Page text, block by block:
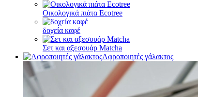
Οικολογικά πιάτα Ecotree
δοχεία καφέ
Σετ και αξεσουάρ Matcha
Αφροποιητές γάλακτος